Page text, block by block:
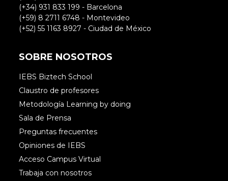
(+34) 931 833 199 - Barcelona
(+59) 8 2711 6748 - Montevideo
(+52) 55 1163 8927 - Ciudad de México
SOBRE NOSOTROS
IEBS Biztech School
Claustro de profesores
Metodología Learning by doing
Sala de Prensa
Preguntas frecuentes
Opiniones de IEBS
Acceso Campus Virtual
Trabaja con nosotros